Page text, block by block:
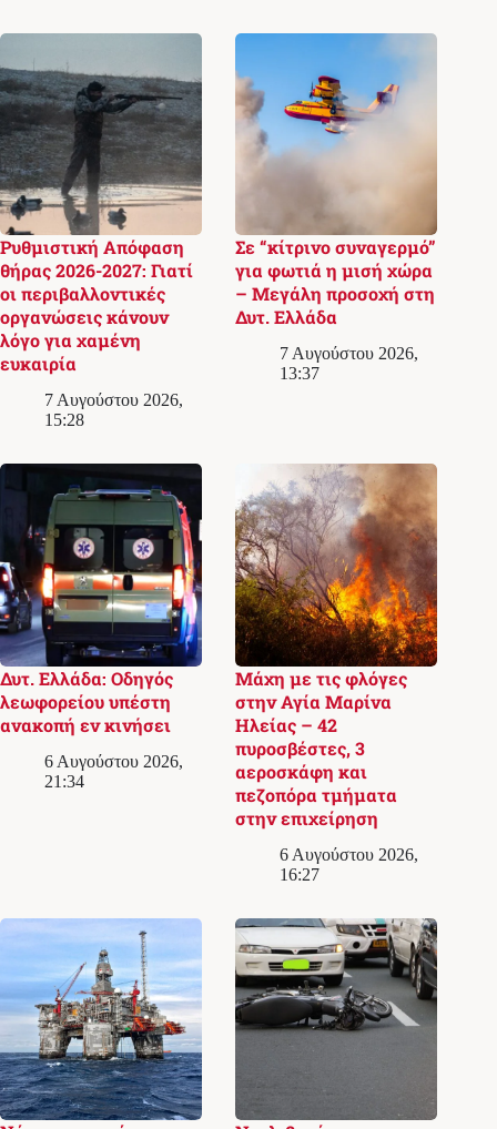
Ρυθμιστική Απόφαση
θήρας 2026-2027: Γιατί
οι περιβαλλοντικές
οργανώσεις κάνουν
λόγο για χαμένη
ευκαιρία
7 Αυγούστου 2026,
15:28
Σε “κίτρινο συναγερμό”
για φωτιά η μισή χώρα
– Μεγάλη προσοχή στη
Δυτ. Ελλάδα
7 Αυγούστου 2026,
13:37
Δυτ. Ελλάδα: Οδηγός
λεωφορείου υπέστη
ανακοπή εν κινήσει
6 Αυγούστου 2026,
21:34
Μάχη με τις φλόγες
στην Αγία Μαρίνα
Ηλείας – 42
πυροσβέστες, 3
αεροσκάφη και
πεζοπόρα τμήματα
στην επιχείρηση
6 Αυγούστου 2026,
16:27